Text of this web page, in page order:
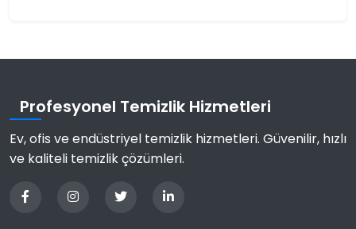
Profesyonel Temizlik Hizmetleri
Ev, ofis ve endüstriyel temizlik hizmetleri. Güvenilir, hızlı
ve kaliteli temizlik çözümleri.